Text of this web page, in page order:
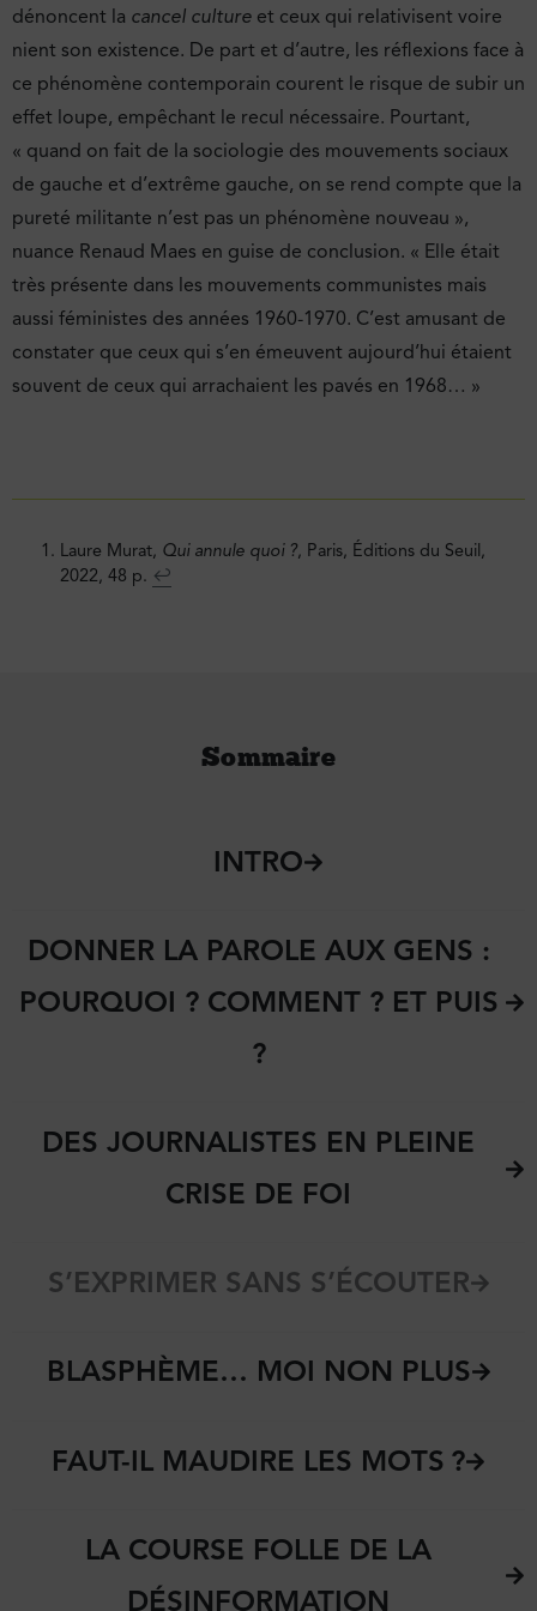
dénoncent la cancel culture et ceux qui relativisent voire
nient son existence. De part et d’autre, les réflexions face à
ce phénomène contemporain courent le risque de subir un
effet loupe, empêchant le recul nécessaire. Pourtant,
« quand on fait de la sociologie des mouvements sociaux
de gauche et d’extrême gauche, on se rend compte que la
pureté militante n’est pas un phénomène nouveau »,
nuance Renaud Maes en guise de conclusion. « Elle était
très présente dans les mouvements communistes mais
aussi féministes des années 1960-1970. C’est amusant de
constater que ceux qui s’en émeuvent aujourd’hui étaient
souvent de ceux qui arrachaient les pavés en 1968… »
Laure Murat, Qui annule quoi ?, Paris, Éditions du Seuil,
2022, 48 p. ↩︎
Sommaire
INTRO
DONNER LA PAROLE AUX GENS :
POURQUOI ? COMMENT ? ET PUIS
?
DES JOURNALISTES EN PLEINE
CRISE DE FOI
S’EXPRIMER SANS S’ÉCOUTER
BLASPHÈME… MOI NON PLUS
FAUT-IL MAUDIRE LES MOTS ?
LA COURSE FOLLE DE LA
DÉSINFORMATION